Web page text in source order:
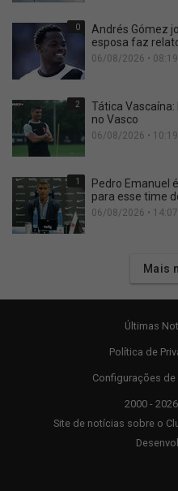
0
Andrés Gómez
esposa faz
06/08/2026 • 08:19
2
Tática
no Vasco
06/08/2026 • 10:19
1
Pedro Emanuel
para esse time
06/08/2026 • 14:07
Mais
Últimas
Política de
Configurações
2000 -
Site de notícias sobre o